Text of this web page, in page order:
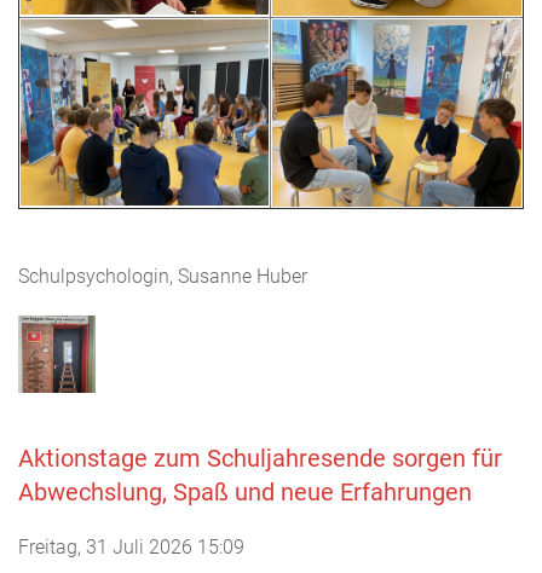
Schulpsychologin, Susanne Huber
Aktionstage zum Schuljahresende sorgen für
Abwechslung, Spaß und neue Erfahrungen
Freitag, 31 Juli 2026 15:09